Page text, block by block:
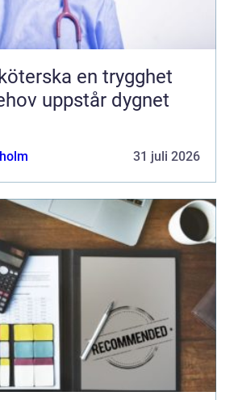
en trygghet
uppstår dygnet
31 juli 2026